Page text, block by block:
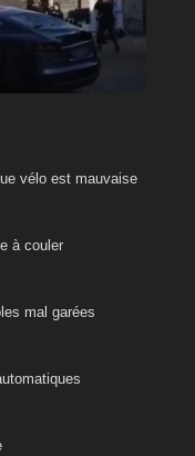
vélo est mauvaise
à couler
mal garées